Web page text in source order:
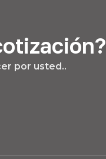
por usted..